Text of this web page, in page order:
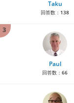
Taku
回答数： 138
3
Paul
回答数： 66